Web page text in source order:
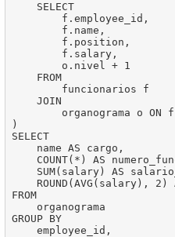
    SELECT
        f.employee_id,
        f.name,
        f.position,
        f.salary,
        o.nivel + 1
    FROM
        funcionarios f
    JOIN
organograma o ON
)
SELECT
    name AS cargo,
COUNT(*) AS
SUM(salary) AS
ROUND(AVG(salary), 2)
FROM
    organograma
GROUP BY
    employee_id,